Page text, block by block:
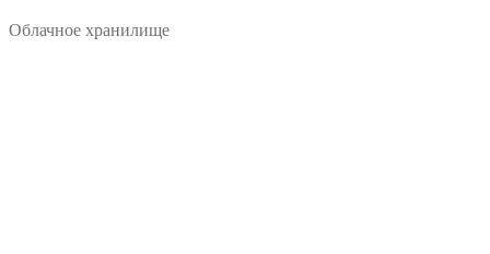
Облачное хранилище